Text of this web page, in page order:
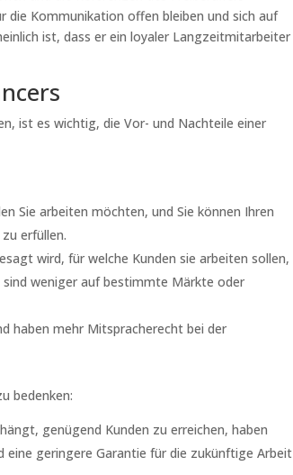
die Kommunikation offen bleiben und sich auf
ist, dass er ein loyaler Langzeitmitarbeiter
ist es wichtig, die Vor- und Nachteile einer
Sie arbeiten möchten, und Sie können Ihren
erfüllen.
wird, für welche Kunden sie arbeiten sollen,
sind weniger auf bestimmte Märkte oder
haben mehr Mitspracherecht bei der
bedenken:
genügend Kunden zu erreichen, haben
geringere Garantie für die zukünftige Arbeit